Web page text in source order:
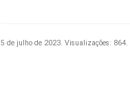
5 de julho de 2023. Visualizações: 864.